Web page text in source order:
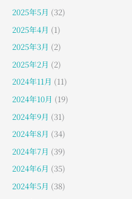
2025年5月 (32)
2025年4月 (1)
2025年3月 (2)
2025年2月 (2)
2024年11月 (11)
2024年10月 (19)
2024年9月 (31)
2024年8月 (34)
2024年7月 (39)
2024年6月 (35)
2024年5月 (38)